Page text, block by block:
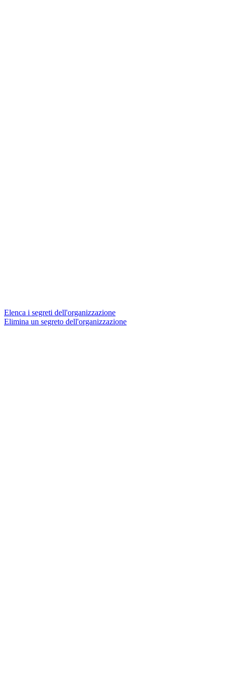
Elenca i segreti dell'organizzazione
Elimina un segreto dell'organizzazione